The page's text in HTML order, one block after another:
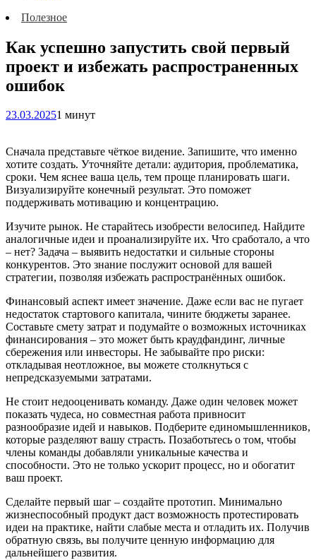
Полезное
Как успешно запустить свой первый
проект и избежать распространенных
ошибок
23.03.20251 минут
Сначала представьте чёткое видение. Запишите, что именно
хотите создать. Уточняйте детали: аудитория, проблематика,
сроки. Чем яснее ваша цель, тем проще планировать шаги.
Визуализируйте конечный результат. Это поможет
поддерживать мотивацию и концентрацию.
Изучите рынок. Не старайтесь изобрести велосипед. Найдите
аналогичные идеи и проанализируйте их. Что сработало, а что
– нет? Задача – выявить недостатки и сильные стороны
конкурентов. Это знание послужит основой для вашей
стратегии, позволяя избежать распространённых ошибок.
Финансовый аспект имеет значение. Даже если вас не пугает
недостаток стартового капитала, чините бюджеты заранее.
Составьте смету затрат и подумайте о возможных источниках
финансирования – это может быть краудфандинг, личные
сбережения или инвесторы. Не забывайте про риски:
откладывая неотложное, вы можете столкнуться с
непредсказуемыми затратами.
Не стоит недооценивать команду. Даже один человек может
показать чудеса, но совместная работа привносит
разнообразие идей и навыков. Подберите единомышленников,
которые разделяют вашу страсть. Позаботьтесь о том, чтобы
члены команды добавляли уникальные качества и
способности. Это не только ускорит процесс, но и обогатит
ваш проект.
Сделайте первый шаг – создайте прототип. Минимально
жизнеспособный продукт даст возможность протестировать
идеи на практике, найти слабые места и отладить их. Получив
обратную связь, вы получите ценную информацию для
дальнейшего развития.